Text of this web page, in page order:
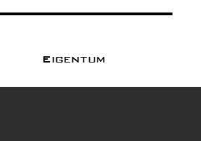
Eigentum